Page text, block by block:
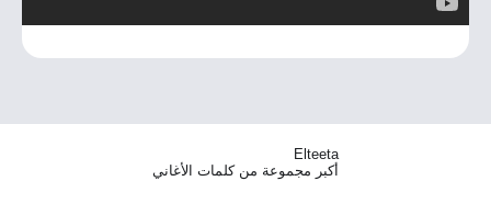
Elteeta
أكبر مجموعة من كلمات الأغاني